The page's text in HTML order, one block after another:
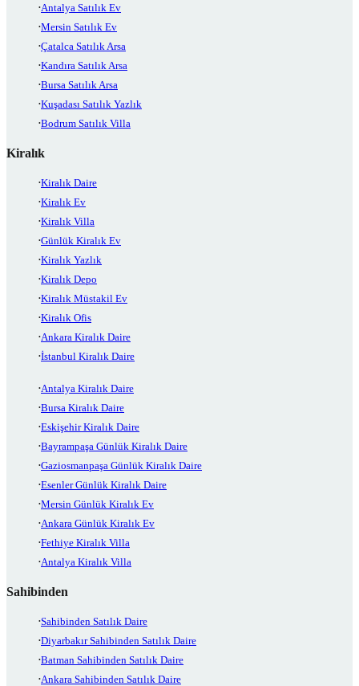
Antalya Satılık Ev
Mersin Satılık Ev
Çatalca Satılık Arsa
Kandıra Satılık Arsa
Bursa Satılık Arsa
Kuşadası Satılık Yazlık
Bodrum Satılık Villa
Kiralık
Kiralık Daire
Kiralık Ev
Kiralık Villa
Günlük Kiralık Ev
Kiralık Yazlık
Kiralık Depo
Kiralık Müstakil Ev
Kiralık Ofis
Ankara Kiralık Daire
İstanbul Kiralık Daire
Antalya Kiralık Daire
Bursa Kiralık Daire
Eskişehir Kiralık Daire
Bayrampaşa Günlük Kiralık Daire
Gaziosmanpaşa Günlük Kiralık Daire
Esenler Günlük Kiralık Daire
Mersin Günlük Kiralık Ev
Ankara Günlük Kiralık Ev
Fethiye Kiralık Villa
Antalya Kiralık Villa
Sahibinden
Sahibinden Satılık Daire
Diyarbakır Sahibinden Satılık Daire
Batman Sahibinden Satılık Daire
Ankara Sahibinden Satılık Daire